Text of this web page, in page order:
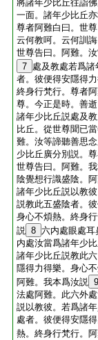
將諸年少比丘往詣
一面。諸年少比丘
尊者阿難白曰。世
云何教呵。云何訓
世尊告曰。阿難。
7 處及教處若爲
者。彼便得安隱得
終身行梵行。尊者
尊。今正是時。善
諸年少比丘説處及
比丘。從世尊聞已
難。汝等諦聽善思
少比丘廣分別説。
世尊告曰。阿難。
陰覺想行識盛陰。
諸年少比丘説以教
説教此五盛陰者。
身心不煩熱。終身
説 8 六内處眼處耳
内處汝當爲諸年少
諸年少比丘説教此
隱得力得樂。身心
阿難。我本爲汝説 9
法處阿難。此六外
説以教彼。若爲諸
處者。彼便得安隱
熱。終身行梵行。